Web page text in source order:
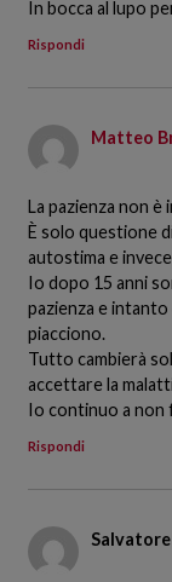
In bocca al lupo
Rispondi
Matteo
La pazienza non è
È solo questione
autostima e
Io dopo 15 anni
pazienza e
piacciono.
Tutto cambierà
accettare la
Io continuo a non
Rispondi
Salvatore